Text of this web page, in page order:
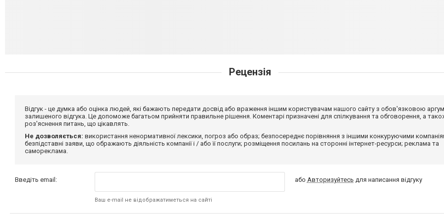
Рецензія
Відгук - це думка або оцінка людей, які бажають передати досвід або враження іншим користувачам нашого сайту з обов'язковою
залишеного відгука. Це допоможе багатьом прийняти правильне рішення. Коментарі призначені для спілкування та обговорення, а
роз'яснення питань, що цікавлять.
Не дозволяється: використання ненормативної лексики, погроз або образ; безпосереднє порівняння з іншими конкуруючими
безпідставні заяви, що ображають діяльність компанії і / або її послуги; розміщення посилань на сторонні інтернет-ресурси; реклама та
самореклама.
Введіть email:
Ваш e-mail не відображатиметься на сайті
або Авторизуйтесь для написання відгуку